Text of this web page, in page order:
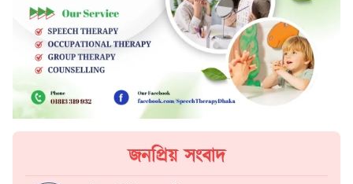
জনপ্রিয় সংবাদ